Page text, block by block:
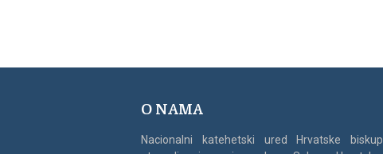
O NAMA
Nacionalni katehetski ured Hrvatske